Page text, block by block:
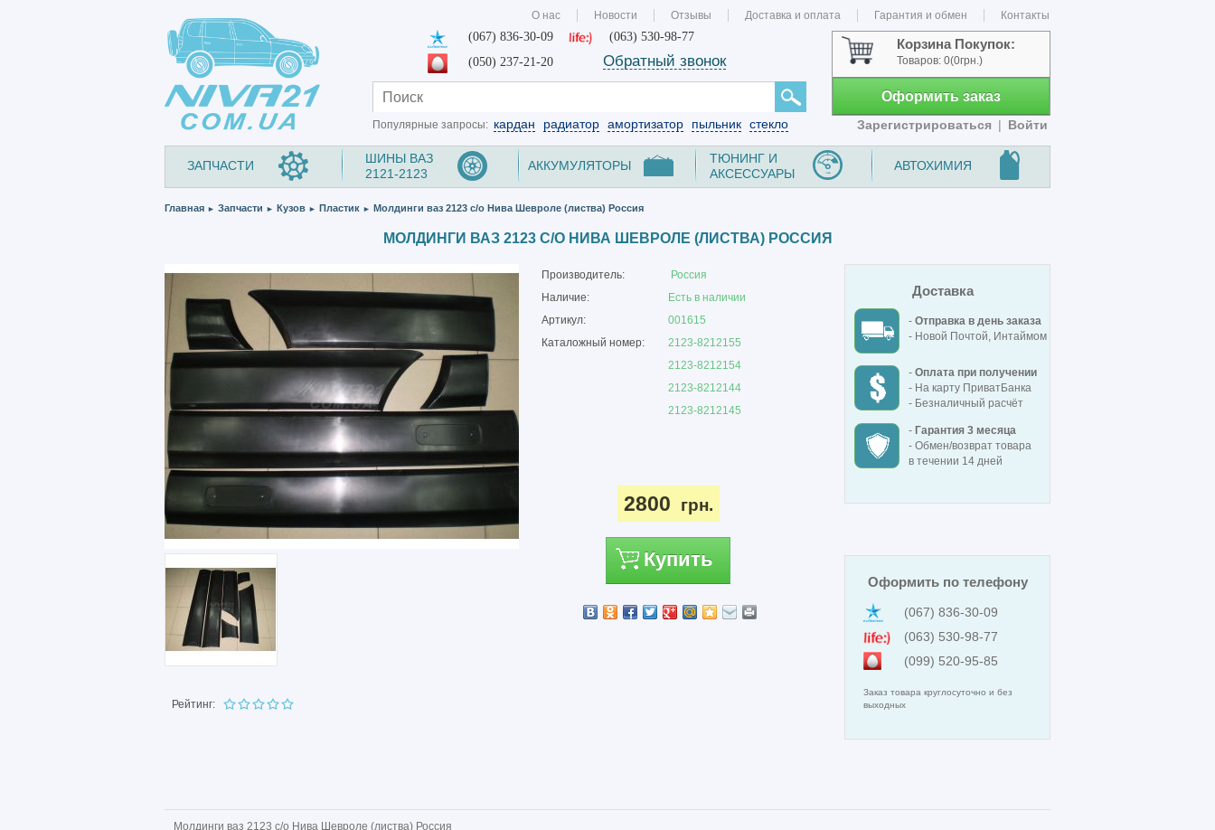
О нас Новости Отзывы Доставка и оплата Гарантия и обмен Контакты
(067) 836-30-09
(063) 530-98-77
(050) 237-21-20
Обратный звонок
Корзина Покупок:
Товаров: 0(0грн.)
Оформить заказ
Зарегистрироваться | Войти
Популярные запросы: кардан радиатор амортизатор пыльник стекло
ЗАПЧАСТИ
ШИНЫ ВАЗ
2121-2123
АККУМУЛЯТОРЫ
ТЮНИНГ И
АКСЕССУАРЫ
АВТОХИМИЯ
Главная ► Запчасти ► Кузов ► Пластик ► Молдинги ваз 2123 с/о Нива Шевроле (листва) Россия
МОЛДИНГИ ВАЗ 2123 С/О НИВА ШЕВРОЛЕ (ЛИСТВА) РОССИЯ
Рейтинг:
Производитель:
Россия
Наличие:
Есть в наличии
Артикул:
001615
Каталожный номер:
2123-8212155
2123-8212154
2123-8212144
2123-8212145
2800 грн.
Купить
Доставка
- Отправка в день заказа
- Новой Почтой, Интаймом
- Оплата при получении
- На карту ПриватБанка
- Безналичный расчёт
- Гарантия 3 месяца
- Обмен/возврат товара
в течении 14 дней
Оформить по телефону
(067) 836-30-09
(063) 530-98-77
(099) 520-95-85
Заказ товара круглосуточно и без
выходных
Молдинги ваз 2123 с/о Нива Шевроле (листва) Россия